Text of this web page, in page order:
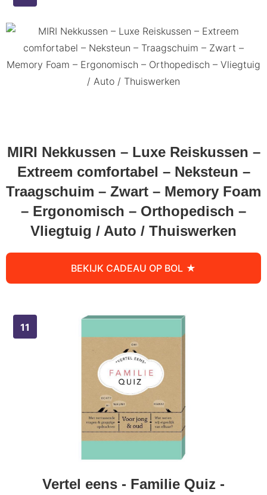
MIRI Nekkussen – Luxe Reiskussen –
Extreem comfortabel – Neksteun –
Traagschuim – Zwart – Memory Foam
– Ergonomisch – Orthopedisch –
Vliegtuig / Auto / Thuiswerken
BEKIJK CADEAU OP BOL
Vertel eens - Familie Quiz -